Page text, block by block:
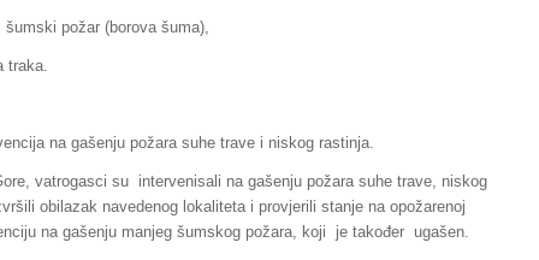
požar (borova šuma),
traka.
na gašenju požara suhe trave i niskog rastinja.
vatrogasci su intervenisali na gašenju požara suhe trave, niskog
obilazak navedenog lokaliteta i provjerili stanje na opožarenoj
na gašenju manjeg šumskog požara, koji je također ugašen.